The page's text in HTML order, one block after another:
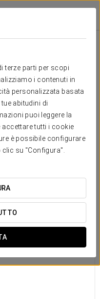
terze parti per scopi
i contenuti in
personalizzata basata
abitudini di
puoi leggere la
tutti i cookie
è possibile configurare
su "Configura".